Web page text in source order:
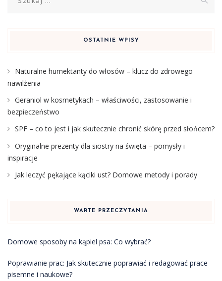
OSTATNIE WPISY
Naturalne humektanty do włosów – klucz do zdrowego
nawilżenia
Geraniol w kosmetykach – właściwości, zastosowanie i
bezpieczeństwo
SPF – co to jest i jak skutecznie chronić skórę przed słońcem?
Oryginalne prezenty dla siostry na święta – pomysły i
inspiracje
Jak leczyć pękające kąciki ust? Domowe metody i porady
WARTE PRZECZYTANIA
Domowe sposoby na kąpiel psa: Co wybrać?
Poprawianie prac: Jak skutecznie poprawiać i redagować prace
pisemne i naukowe?